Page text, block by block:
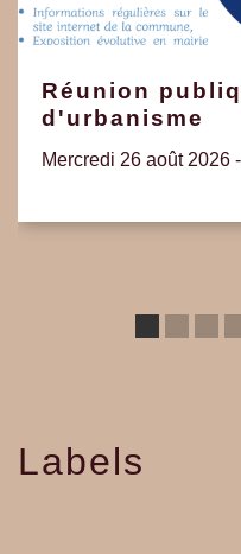
Réunion
d'urbanisme
Mercredi 26 août 2026
Labels